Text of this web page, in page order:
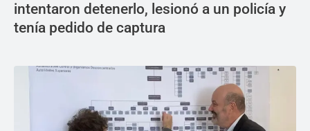
intentaron detenerlo, lesionó a un policía y
tenía pedido de captura